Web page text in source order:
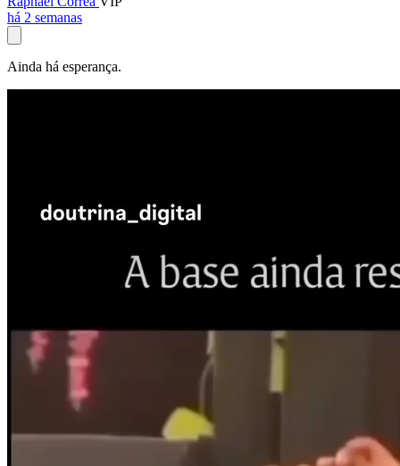
há 2 semanas
Ainda há esperança.